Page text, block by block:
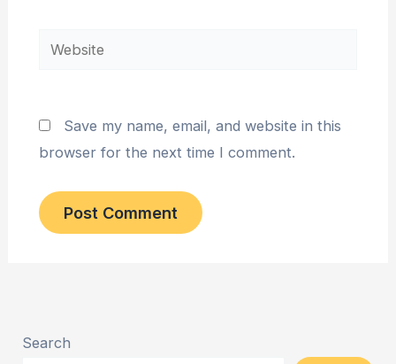
Website
Save my name, email, and website in this
browser for the next time I comment.
Search